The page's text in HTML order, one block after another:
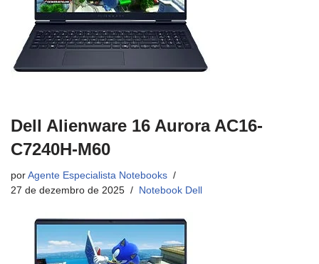
Dell Alienware 16 Aurora AC16-
C7240H-M60
por Agente Especialista Notebooks
27 de dezembro de 2025
Notebook Dell